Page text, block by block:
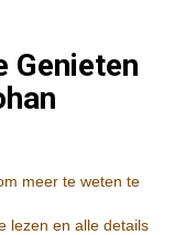
Genieten
meer te weten te
lezen en alle details